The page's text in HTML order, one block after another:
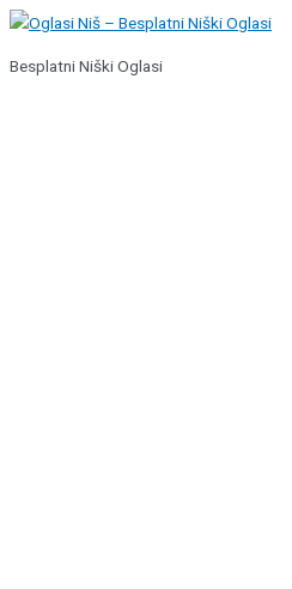
Pređi
sadržaj
Besplatni Niški Oglasi